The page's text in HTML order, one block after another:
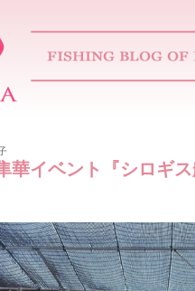
華イベント『シロギ